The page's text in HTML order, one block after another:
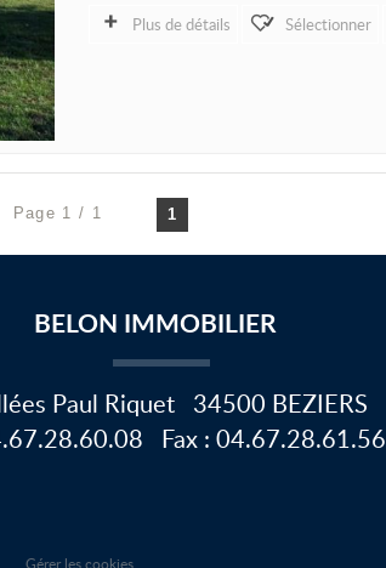
Plus de détails
Sélectionner
Page 1 / 1 1
BELON IMMOBILIER
Paul Riquet 34500 BEZIERS
Fax :04.67.28.61.56
Gérer les cookies